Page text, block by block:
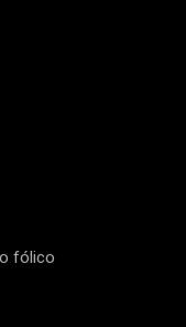
fólico